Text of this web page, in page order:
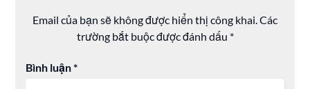
Email của bạn sẽ không được hiển thị công khai. Các
trường bắt buộc được đánh dấu *
Bình luận*